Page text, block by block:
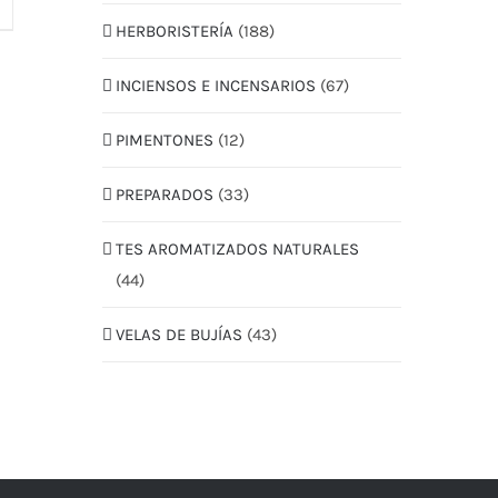
HERBORISTERÍA (188)
INCIENSOS E INCENSARIOS (67)
PIMENTONES (12)
PREPARADOS (33)
TES AROMATIZADOS NATURALES
(44)
VELAS DE BUJÍAS (43)